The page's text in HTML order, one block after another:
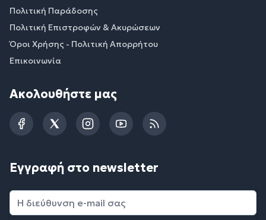
Πολιτική Παράδοσης
Πολιτική Επιστροφών & Ακυρώσεων
Όροι Χρήσης - Πολιτική Απορρήτου
Επικοινωνία
Ακολουθήστε μας
FacebookTwitterInstagramYouTubeRSS
Εγγραφή στο newsletter